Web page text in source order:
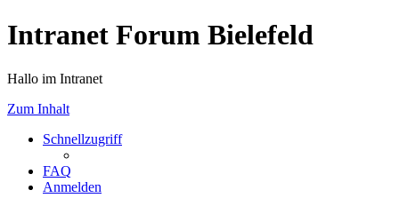
Intranet Forum Bielefeld
Hallo im Intranet
Zum Inhalt
Schnellzugriff
FAQ
Anmelden